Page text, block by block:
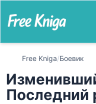
Free Kniga/Боевик
Последний